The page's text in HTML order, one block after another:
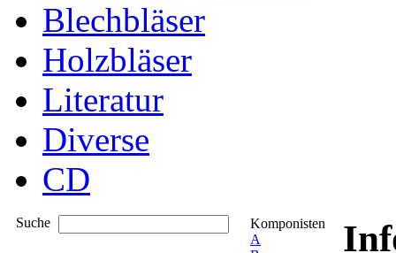
Blechbläser
Holzbläser
Literatur
Diverse
CD
Suche
Komponisten
A